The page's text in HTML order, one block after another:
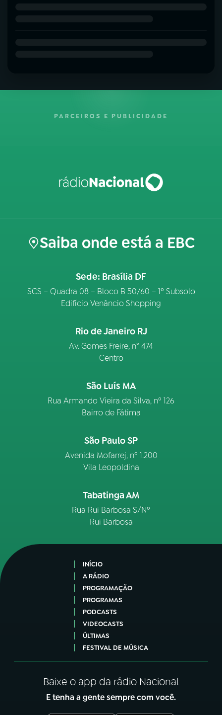
PARCEIROS E PUBLICIDADE
Saiba onde está a EBC
Sede: Brasília DF
SCS – Quadra 08 – Bloco B 50/60 – 1º Subsolo
Edifício Venâncio Shopping
Rio de Janeiro RJ
Av. Gomes Freire, n° 474
Centro
São Luís MA
Rua Armando Vieira da Silva, nº 126
Bairro de Fátima
São Paulo SP
Avenida Mofarrej, nº 1.200
Vila Leopoldina
Tabatinga AM
Rua Rui Barbosa S/Nº
Rui Barbosa
INÍCIO
A RÁDIO
PROGRAMAÇÃO
PROGRAMAS
PODCASTS
VIDEOCASTS
ÚLTIMAS
FESTIVAL DE MÚSICA
Baixe o app da rádio Nacional
E tenha a gente sempre com você.